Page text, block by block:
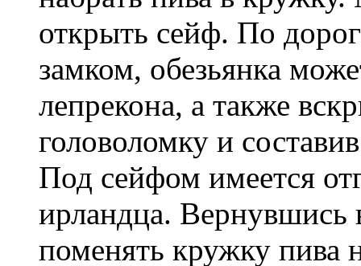
открыть сейф. По
замком, обезьянка
лепрекона, а также
головоломку и
Под сейфом имеется
ирландца. Вернувшись
поменять кружку пива